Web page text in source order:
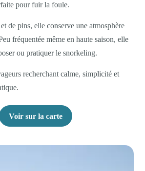
pour fuir la foule.
de pins, elle conserve une atmosphère
fréquentée même en haute saison, elle
ou pratiquer le snorkeling.
recherchant calme, simplicité et
Voir sur la carte